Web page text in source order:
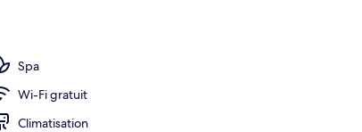
Spa
Wi-Fi gratuit
Climatisation